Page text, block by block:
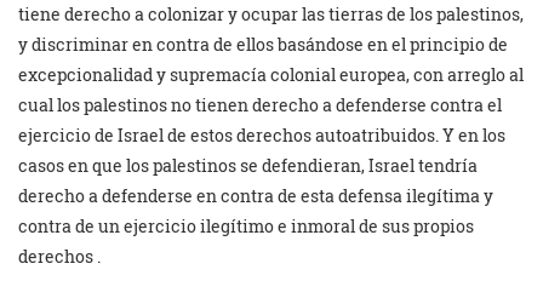
tiene derecho a colonizar y ocupar las tierras de los palestinos,
y discriminar en contra de ellos basándose ​​en el principio de
excepcionalidad y supremacía colonial europea, con arreglo al
cual los palestinos no tienen derecho a defenderse contra el
ejercicio de Israel de estos derechos autoatribuidos. Y en los
casos en que los palestinos se defendieran, Israel tendría
derecho a defenderse en contra de esta defensa ilegítima y
contra de un ejercicio ilegítimo e inmoral de sus propios
derechos .